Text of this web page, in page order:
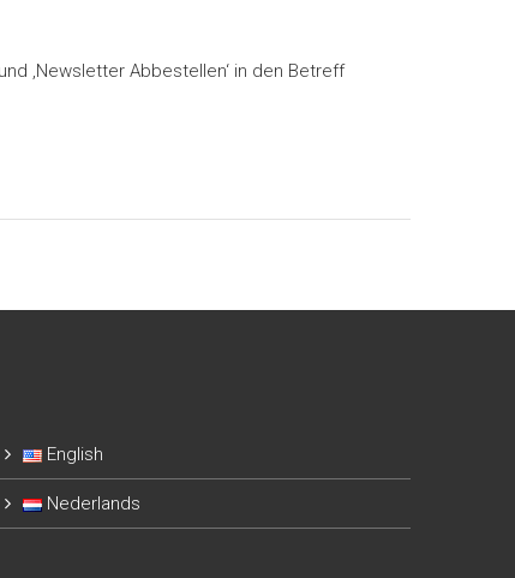
‚Newsletter Abbestellen‘ in den Betreff
English
Nederlands